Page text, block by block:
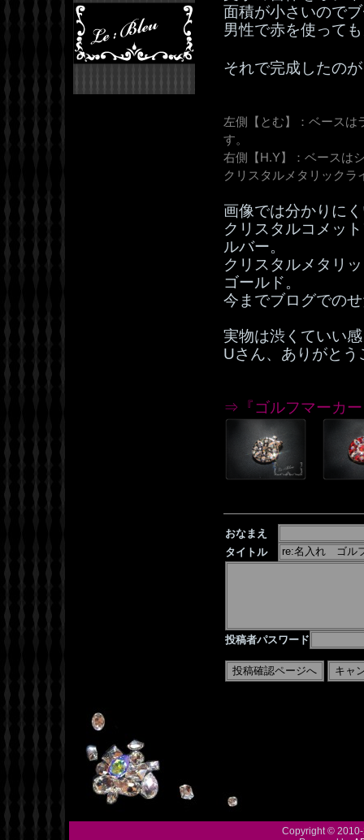
面積が小さいので
男性で赤を使って
それで完成したの
左側【とむ】：ベースは
す。
右側【H.Y】：ベースは
クリスタルメタリックラ
画像では分かりに
クリスタルコメッ
ルバー。
クリスタルメタリ
ゴールド。
今までブログでの
実物は渋くていい
Uさん、ありがとう
⇒『ゴルフマーカ
おなまえ
タイトル
投稿者パスワード
Copyright ©